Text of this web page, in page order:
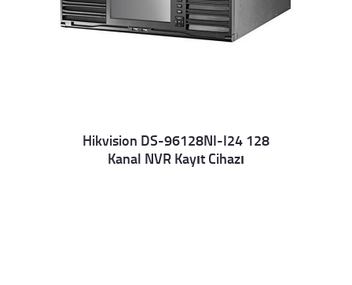
Details
Hikvision DS-96128NI-I24 128
Kanal NVR Kayıt Cihazı